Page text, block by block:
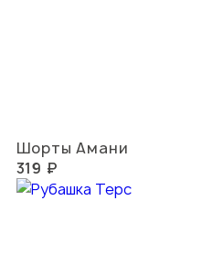
Шорты Амани
319 ₽